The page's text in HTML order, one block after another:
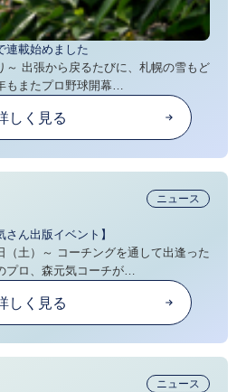
連載始めました
もど
もまたプロ野球開幕…
しく見る
ニュース
ん出版イベント】
（土）～ コーチングを通して出逢った
プロ、森元気コーチが…
しく見る
ニュース